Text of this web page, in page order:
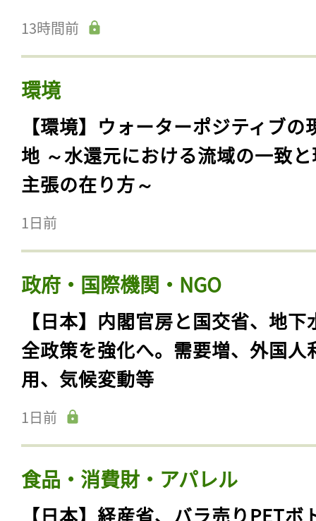
13時間前
環境
【環境】ウォーターポジティブの
地 ～水還元における流域の一致
主張の在り方～
1日前
政府・国際機関・NGO
【日本】内閣官房と国交省、地下
全政策を強化へ。需要増、外国人
用、気候変動等
1日前
食品・消費財・アパレル
【日本】経産省、バラ売りPETボ